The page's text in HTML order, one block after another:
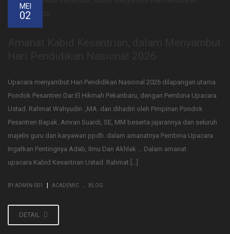
MEI
02
Upacara menyambut Hari Pendidikan Nasional 2026 dilapangan utama
Pondok Pesantren Dar El Hikmah Pekanbaru, dengan Pembina Upacara
Ustad. Rahmat Wahyudin .,MA. dan dihadiri oleh Pimpinan Pondok
Pesantren Bapak. Amran Suardi, SE, MM beserta jajarannya dan seluruh
majelis guru dan karyawan ppdh. dalam amanatnya Pembina Upacara
Ingatkan Pentingnya Adab, Ilmu Dan Akhlak … Dalam amanat
upacara Kabid Kesantrian Ustad. Rahmat […]
BY ADMIN-001 | ACADEMIC . BLOG
DETAIL